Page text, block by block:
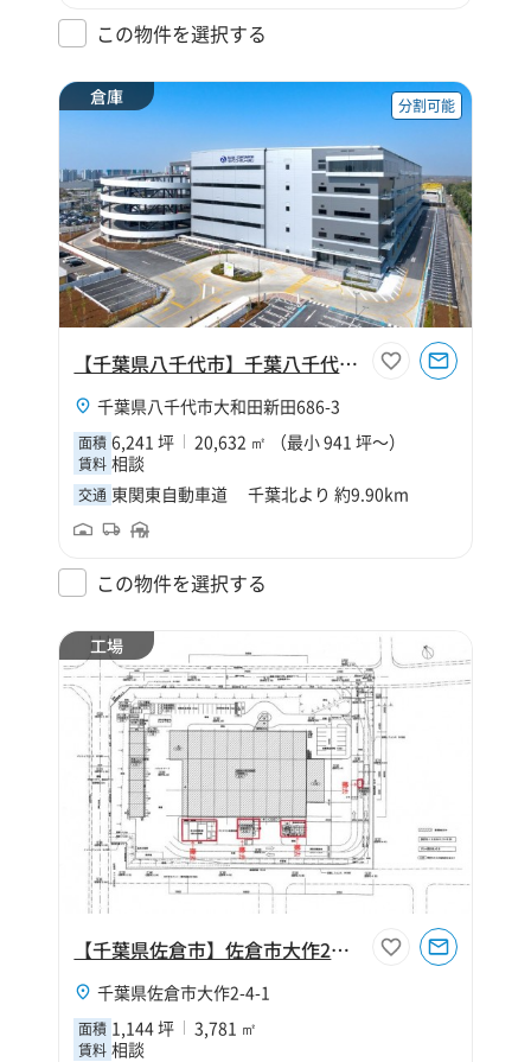
この物件を選択する
倉庫 分割可能
【千葉県八千代市】千葉八千代営業所
千葉県八千代市大和田新田686-3
面積 6,241 坪 20,632 ㎡ （最小 941 坪～）
賃料 相談
交通 東関東自動車道 千葉北より 約9.90km
この物件を選択する
工場
【千葉県佐倉市】佐倉市大作2丁目1144坪工場
千葉県佐倉市大作2-4-1
面積 1,144 坪 3,781 ㎡
賃料 相談